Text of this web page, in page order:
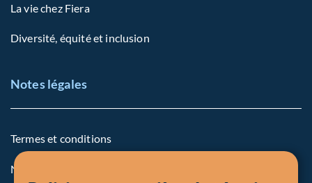
La vie chez Fiera
Diversité, équité et inclusion
Notes légales
Termes et conditions
Notre politique sur les témoins